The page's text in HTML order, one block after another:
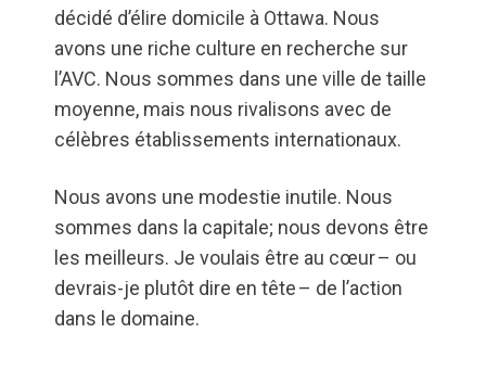
décidé d’élire domicile à Ottawa. Nous
avons une riche culture en recherche sur
l’AVC. Nous sommes dans une ville de taille
moyenne, mais nous rivalisons avec de
célèbres établissements internationaux.
Nous avons une modestie inutile. Nous
sommes dans la capitale; nous devons être
les meilleurs. Je voulais être au cœur – ou
devrais-je plutôt dire en tête – de l’action
dans le domaine.